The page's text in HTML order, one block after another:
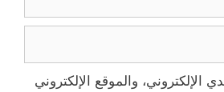
الإلكتروني، والموقع الإلكتروني